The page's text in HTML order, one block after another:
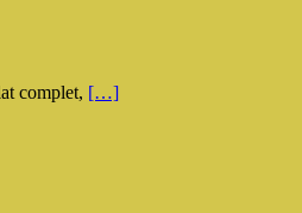
complet, […]